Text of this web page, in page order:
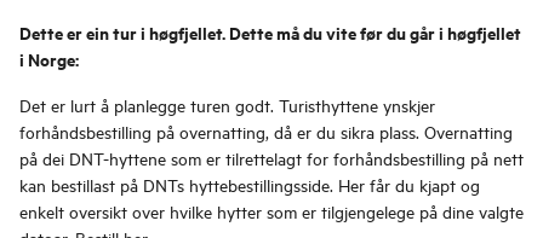
Dette er ein tur i høgfjellet. Dette må du vite før du går i høgfjellet
i Norge:
Det er lurt å planlegge turen godt. Turisthyttene ynskjer
forhåndsbestilling på overnatting, då er du sikra plass. Overnatting
på dei DNT-hyttene som er tilrettelagt for forhåndsbestilling på nett
kan bestillast på DNTs hyttebestillingsside. Her får du kjapt og
enkelt oversikt over hvilke hytter som er tilgjengelege på dine valgte